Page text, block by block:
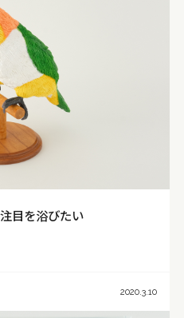
目を浴びたい
2020.3.10